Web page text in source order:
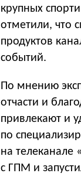
крупных
отметили, что
продуктов
событий.
По мнению
отчасти и
привлекают и
по
на телеканале
с ГПМ и